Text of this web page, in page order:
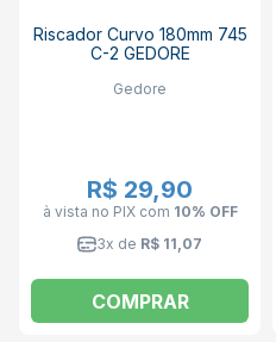
Riscador Curvo 180mm 745
C-2 GEDORE
Gedore
R$ 29,90
à vista no PIX com 10% OFF
3x de R$ 11,07
COMPRAR